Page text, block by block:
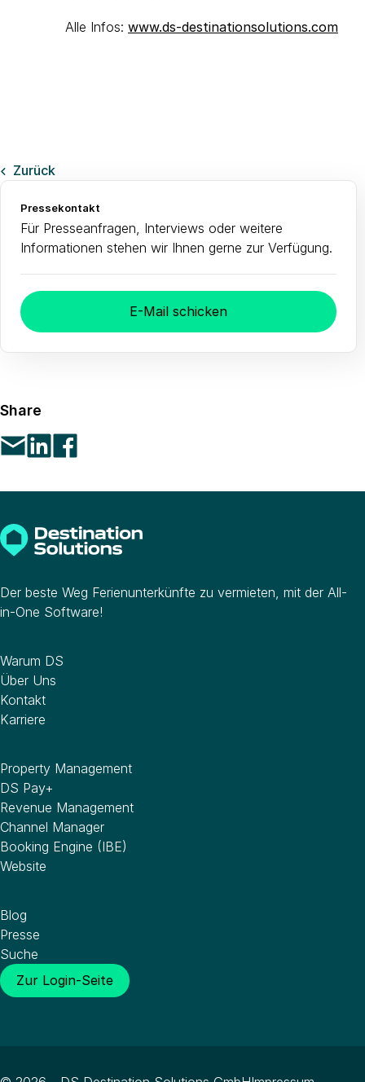
Alle Infos: www.ds-destinationsolutions.com
 Zurück
Share
Pressekontakt
Für Presseanfragen, Interviews oder weitere
Informationen stehen wir Ihnen gerne zur Verfügung.
E-Mail schicken
Der beste Weg Ferienunterkünfte zu vermieten, mit der All-
in-One Software!
Warum DS
Über Uns
Kontakt
Karriere
Property Management
DS Pay+
Revenue Management
Channel Manager
Booking Engine (IBE)
Website
Blog
Presse
Suche
Zur Login-Seite